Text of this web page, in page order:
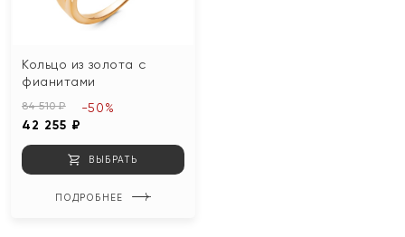
Кольцо из золота с
фианитами
84 510 ₽
42 255 ₽
-50%
ВЫБРАТЬ
ПОДРОБНЕЕ